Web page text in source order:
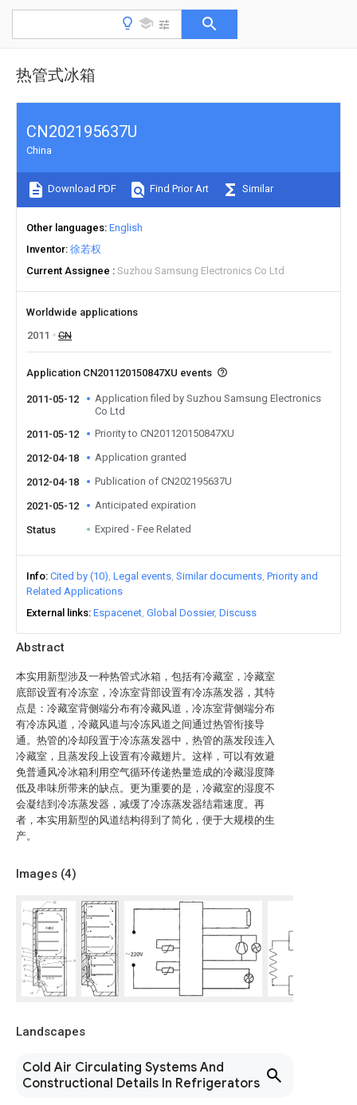
热管式冰箱
Abstract
本实用新型涉及一种热管式冰箱，包括有冷藏室，冷藏室
底部设置有冷冻室，冷冻室背部设置有冷冻蒸发器，其特
点是：冷藏室背侧端分布有冷藏风道，冷冻室背侧端分布
有冷冻风道，冷藏风道与冷冻风道之间通过热管衔接导
通。热管的冷却段置于冷冻蒸发器中，热管的蒸发段连入
冷藏室，且蒸发段上设置有冷藏翅片。这样，可以有效避
免普通风冷冰箱利用空气循环传递热量造成的冷藏湿度降
低及串味所带来的缺点。更为重要的是，冷藏室的湿度不
会凝结到冷冻蒸发器，减缓了冷冻蒸发器结霜速度。再
者，本实用新型的风道结构得到了简化，便于大规模的生
产。
Images (4)
Landscapes
Cold Air Circulating Systems And
Constructional Details In Refrigerators
CN202195637U
China
Download PDF Find Prior Art Similar
Other languages English
Inventor 徐若权
Current Assignee
Suzhou Samsung Electronics Co Ltd
Worldwide applications
2011
CN
Application CN201120150847XU events
2011-05-12
Application filed by Suzhou Samsung Electronics
Co Ltd
2011-05-12
Priority to CN201120150847XU
2012-04-18 Application granted
2012-04-18 Publication of CN202195637U
2021-05-12 Anticipated expiration
Status Expired - Fee Related
Info Cited by (10) Legal events Similar documents Priority and
Related Applications
External links Espacenet Global Dossier Discuss